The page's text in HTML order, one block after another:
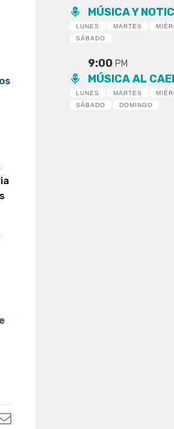
MÚSICA Y
LUNES MARTES
SÁBADO
9:00 PM
MÚSICA AL
LUNES MARTES
SÁBADO
DOMINGO